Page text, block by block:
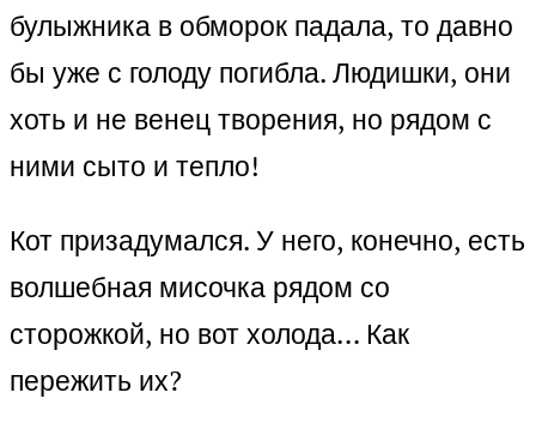
булыжника в обморок падала, то давно
бы уже с голоду погибла. Людишки, они
хоть и не венец творения, но рядом с
ними сыто и тепло!
Кот призадумался. У него, конечно, есть
волшебная мисочка рядом со
сторожкой, но вот холода… Как
пережить их?